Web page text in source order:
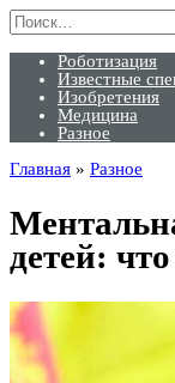
Перейти
к
содержанию
Search
for:
Роботизация
Известные
Изобретения
Медицина
Разное
Главная » Разное
детей: